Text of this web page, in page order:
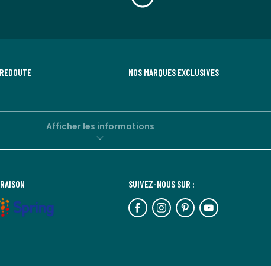
NOS MARQUES EXCLUSIVES
Afficher les informations
SUIVEZ-NOUS SUR :